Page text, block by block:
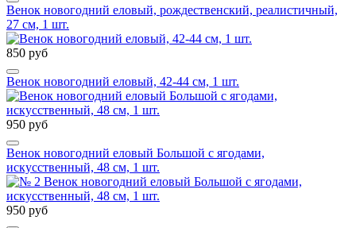
Венок новогодний еловый, рождественский, реалистичный,
27 см, 1 шт.
850 руб
Венок новогодний еловый, 42-44 см, 1 шт.
950 руб
Венок новогодний еловый Большой с ягодами,
искусственный, 48 см, 1 шт.
950 руб